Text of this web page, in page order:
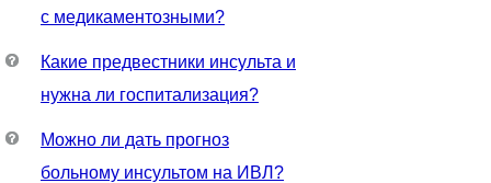
с медикаментозными?
Какие предвестники инсульта и
нужна ли госпитализация?
Можно ли дать прогноз
больному инсультом на ИВЛ?